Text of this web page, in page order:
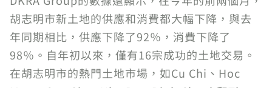
胡志明市新土地的供應和消費都大幅下降，與去
年同期相比，供應下降了92％，消費下降了
98％。自年初以來，僅有16宗成功的土地交易。
在胡志明市的熱門土地市場，如Cu Chi、Hoc